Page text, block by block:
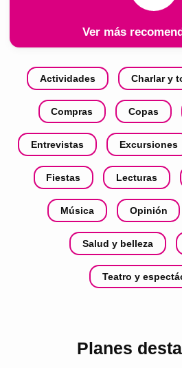
Ver más
Actividades Charlar y
Compras Copas
Entrevistas Excursiones
Fiestas Lecturas
Música Opinión
Salud y belleza
Teatro y
Planes